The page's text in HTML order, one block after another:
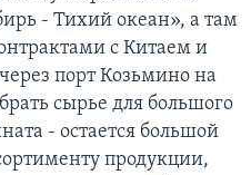
- Тихий океан», а там
с Китаем и
порт Козьмино на
сырье для большого
- остается большой
продукции,